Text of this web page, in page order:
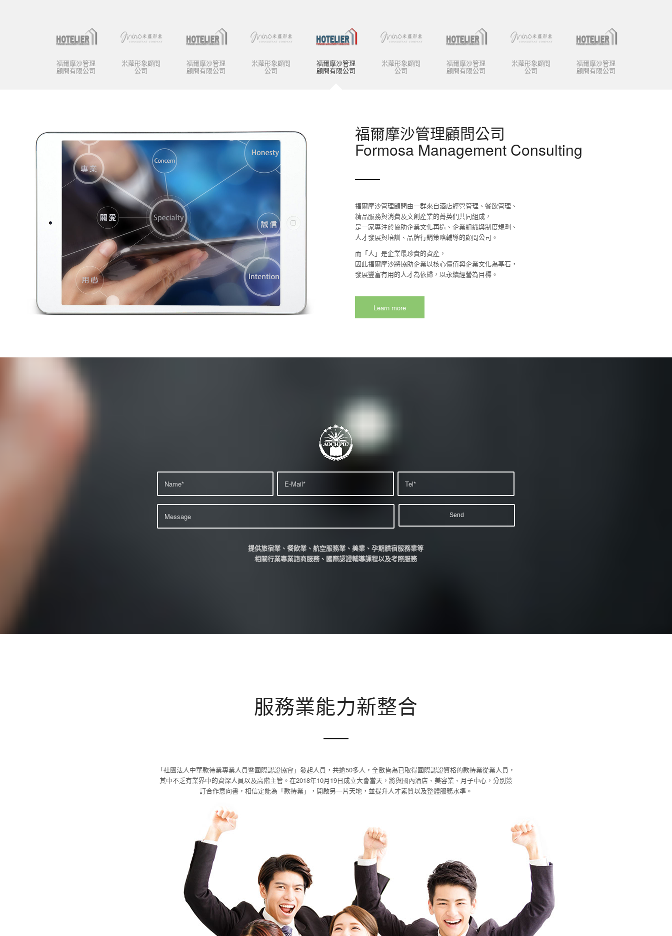
福爾摩沙管理
顧問有限公司
米蘿形象顧問
公司
福爾摩沙管理
顧問有限公司
米蘿形象顧問
公司
福爾摩沙管理
顧問有限公司
米蘿形象顧問
公司
福爾摩沙管理
顧問有限公司
米蘿形象顧問
公司
福爾摩沙管理
顧問有限公司
福爾摩沙管理顧問公司
Formosa Management Consulting
福爾摩沙管理顧問由一群來自酒店經營管理、餐飲管理、
精品服務與消費及文創產業的菁英們共同組成，
是一家專注於協助企業文化再造、企業組織與制度規劃、
人才發展與培訓、品牌行銷策略輔導的顧問公司。
而「人」是企業最珍貴的資產，
因此福爾摩沙將協助企業以核心價值與企業文化為基石，
發展豐富有用的人才為依歸，以永續經營為目標。
Learn more
提供旅宿業、餐飲業、航空服務業、美業、孕期膳宿服務業等
相關行業專業諮商服務、國際認證輔導課程以及考照服務
服務業能力新整合
「社團法人中華款待業專業人員暨國際認證協會」發起人員，共逾50多人，全數皆為已取得國際認證資格的款待業從業人員，
其中不乏有業界中的資深人員以及高階主管。在2018年10月19日成立大會當天，將與國內酒店、美容業、月子中心，分別簽
訂合作意向書，相信定能為「款待業」，開啟另一片天地，並提升人才素質以及整體服務水準。